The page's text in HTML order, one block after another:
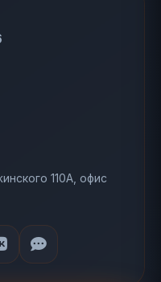
110А, офис